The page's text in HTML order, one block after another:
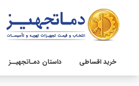
خرید اقساطی داستان دمـاتجهیــز